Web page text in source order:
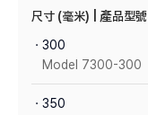
尺寸 (毫米) | 產品型號
ㆍ300
Model 7300-300
ㆍ350